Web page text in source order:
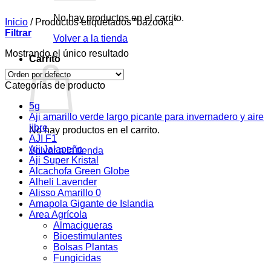
No hay productos en el carrito.
Volver a la tienda
Carrito
No hay productos en el carrito.
Volver a la tienda
Inicio /Productos etiquetados “bazooka”
Filtrar
Mostrando el único resultado
Categorías de producto
5g
Aji amarillo verde largo picante para invernadero y aire
libre
AJI F1
Aji Jalapeño
Aji Super Kristal
Alcachofa Green Globe
Alheli Lavender
Alisso Amarillo 0
Amapola Gigante de Islandia
Area Agrícola
Almacigueras
Bioestimulantes
Bolsas Plantas
Fungicidas